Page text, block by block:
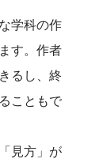
学科の作
す。作者
るし、終
こともで
見方」が